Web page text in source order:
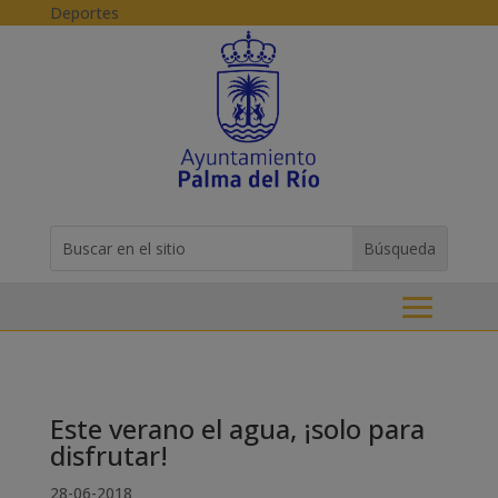
Skip to content
Deportes
for...
Este verano el agua, ¡solo para
disfrutar!
28-06-2018